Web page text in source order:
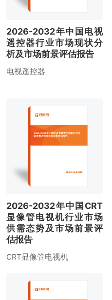
2026-2032年中国电视
遥控器行业市场现状分
析及市场前景评估报告
电视遥控器
2026-2032年中国CRT显像管电视机行业市
场供需态势及市场前景评估报告
2026-2032年中国CRT
显像管电视机行业市场
供需态势及市场前景评
估报告
CRT显像管电视机